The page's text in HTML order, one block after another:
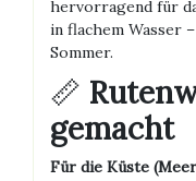
hervorragend für
in flachem Wasser
Sommer.
📏
gemacht
Für die Küste